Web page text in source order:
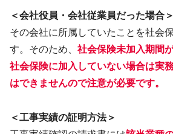
＜会社役員・会社従業員だった場合＞
その会社に所属していたことを社会
す。そのため、 社会保険未加入期間
社会保険に加入していない場合は実
はできませんので注意が必要です。
＜工事実績の証明方法＞